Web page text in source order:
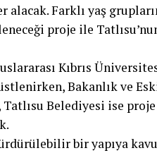
alacak. Farklı yaş
proje ile
Kıbrıs
Bakanlık ve
Belediyesi ise
bir yapıya